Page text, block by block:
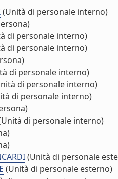
(Unità di personale interno)
di personale interno)
di personale interno)
di personale interno)
di personale interno)
di personale interno)
di personale interno)
(Unità di personale
(Unità di personale esterno)